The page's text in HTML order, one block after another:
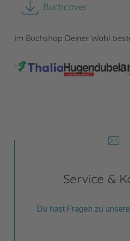
Buchcover
herunterladen
Im Buchshop Deiner Wahl
Service &
Du hast Fragen zu